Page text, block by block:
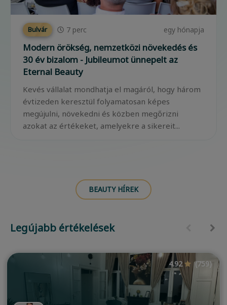
Bulvár 7 perc egy hónapja
Modern örökség, nemzetközi növekedés és
30 év bizalom - Jubileumot ünnepelt az
Eternal Beauty
Kevés vállalat mondhatja el magáról, hogy három
évtizeden keresztül folyamatosan képes
megújulni, növekedni és közben megőrizni
azokat az értékeket, amelyekre a sikereit...
BEAUTY HÍREK
Legújabb értékelések
4.92 (759)